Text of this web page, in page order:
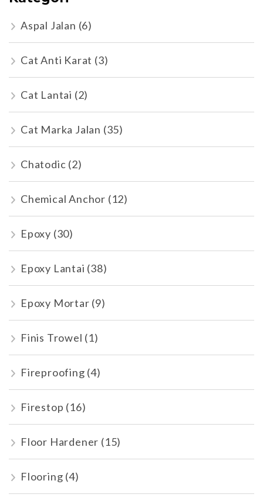
Aspal Jalan (6)
Cat Anti Karat (3)
Cat Lantai (2)
Cat Marka Jalan (35)
Chatodic (2)
Chemical Anchor (12)
Epoxy (30)
Epoxy Lantai (38)
Epoxy Mortar (9)
Finis Trowel (1)
Fireproofing (4)
Firestop (16)
Floor Hardener (15)
Flooring (4)